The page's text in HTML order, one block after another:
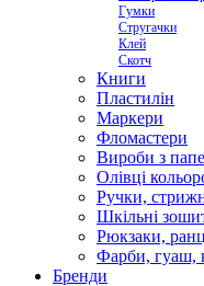
Гумки
Стругачки
Клей
Скотч
Книги
Пластилін
Маркери
Фломастери
Вироби з
Олівці
Ручки,
Шкільні
Рюкзаки,
Фарби, гуаш,
Бренди